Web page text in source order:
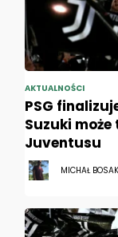
AKTUALNOŚCI
PSG
Suzuki
Juventusu
MICHAŁ